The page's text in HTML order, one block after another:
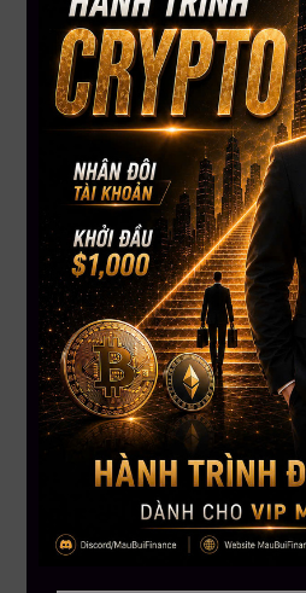
trader chuyên nghiệp.
Vì không giao dịch cũng là một
hiểu rõ thị trường đang làm gì.
Đừng Đoán Mò Nữa – Giao Dịch
Đăng ký khóa học Phân Tích
Mau Bui Finance – nơi bạn được
trường và giao dịch với xác suất
MAU BUI FINANCE – Với sứ
toàn cầu hiểu biết hơn về đầu tư tài
Hotline: 866.212.3389
MauBuiFinance.com
Tham gia Discord VIP Group:
https://maubuifinance.com/free-